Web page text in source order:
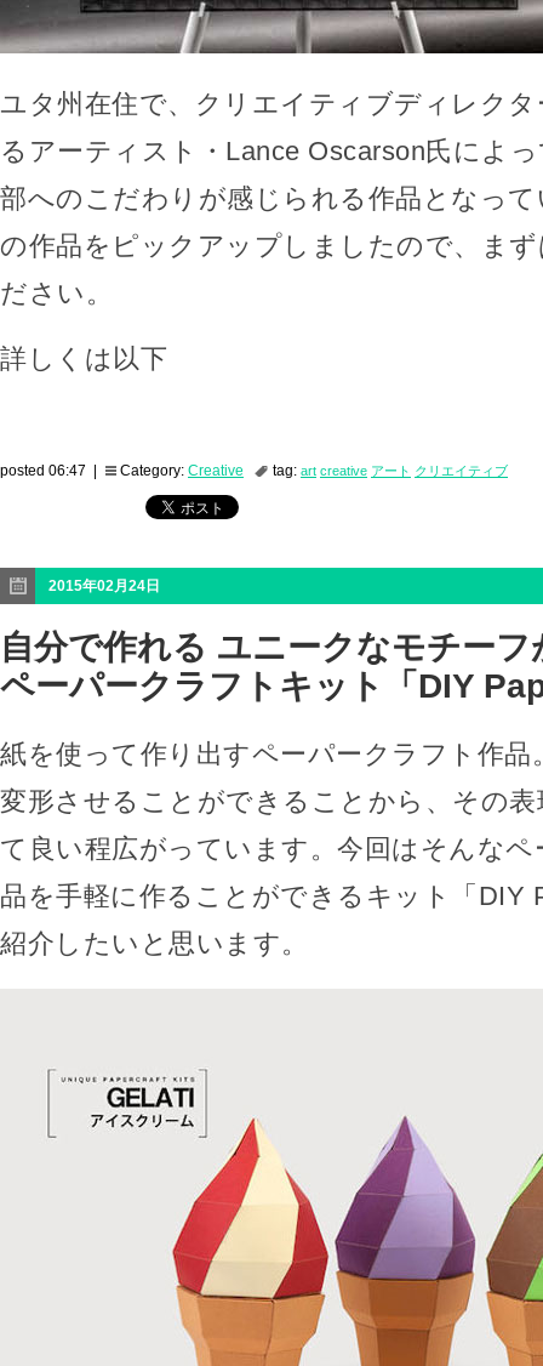
ユタ州在住で、クリエイティブディレク
るアーティスト・Lance Oscarson氏によ
部へのこだわりが感じられる作品となっ
の作品をピックアップしましたので、ま
ださい。
詳しくは以下
posted 06:47 | Category: Creative tag: art creative アート クリエイティブ
2015年02月24日
自分で作れる ユニークなモチー
ペーパークラフトキット「DIY
紙を使って作り出すペーパークラフト作
変形させることができることから、その
て良い程広がっています。今回はそんな
品を手軽に作ることができるキット「DIY
紹介したいと思います。